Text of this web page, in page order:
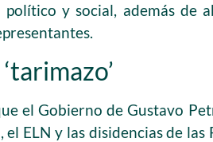
y social, además de
el Gobierno de Gustavo
ELN y las disidencias de